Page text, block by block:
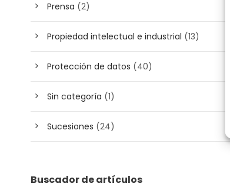
Prensa (2)
Propiedad intelectual e industrial (13)
Protección de datos (40)
Sin categoría (1)
Sucesiones (24)
Buscador de artículos